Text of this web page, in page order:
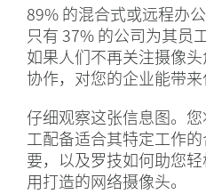
89% 的混合式或远程办
只有 37% 的公司为其员
如果人们不再关注摄像
协作，对您的企业能带来
仔细观察这张信息图。
工配备适合其特定工作
要，以及罗技如何助您
用打造的网络摄像头。